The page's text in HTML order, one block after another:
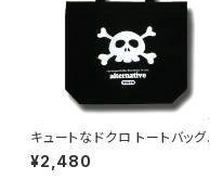
キュートなドクロ トートバッグ
ブラック 黒 スカル 髑髏 お買物
に！ バッグ類 スカル系 ロックT
¥2,480